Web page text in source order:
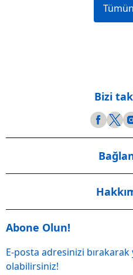
Bizi
Abone Olun!
E-posta adresinizi
olabilirsiniz!